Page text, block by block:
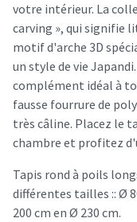
votre intérieur. La
carving », qui signifie
motif d'arche 3D
un style de vie
complément idéal à
fausse fourrure de
très câline. Placez le
chambre et profitez
Tapis rond à poils
différentes tailles :: Ø
200 cm en Ø 230 cm.